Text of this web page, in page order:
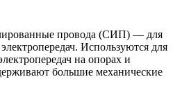
провода (СИП) — для
Используются для
на опорах и
большие механические